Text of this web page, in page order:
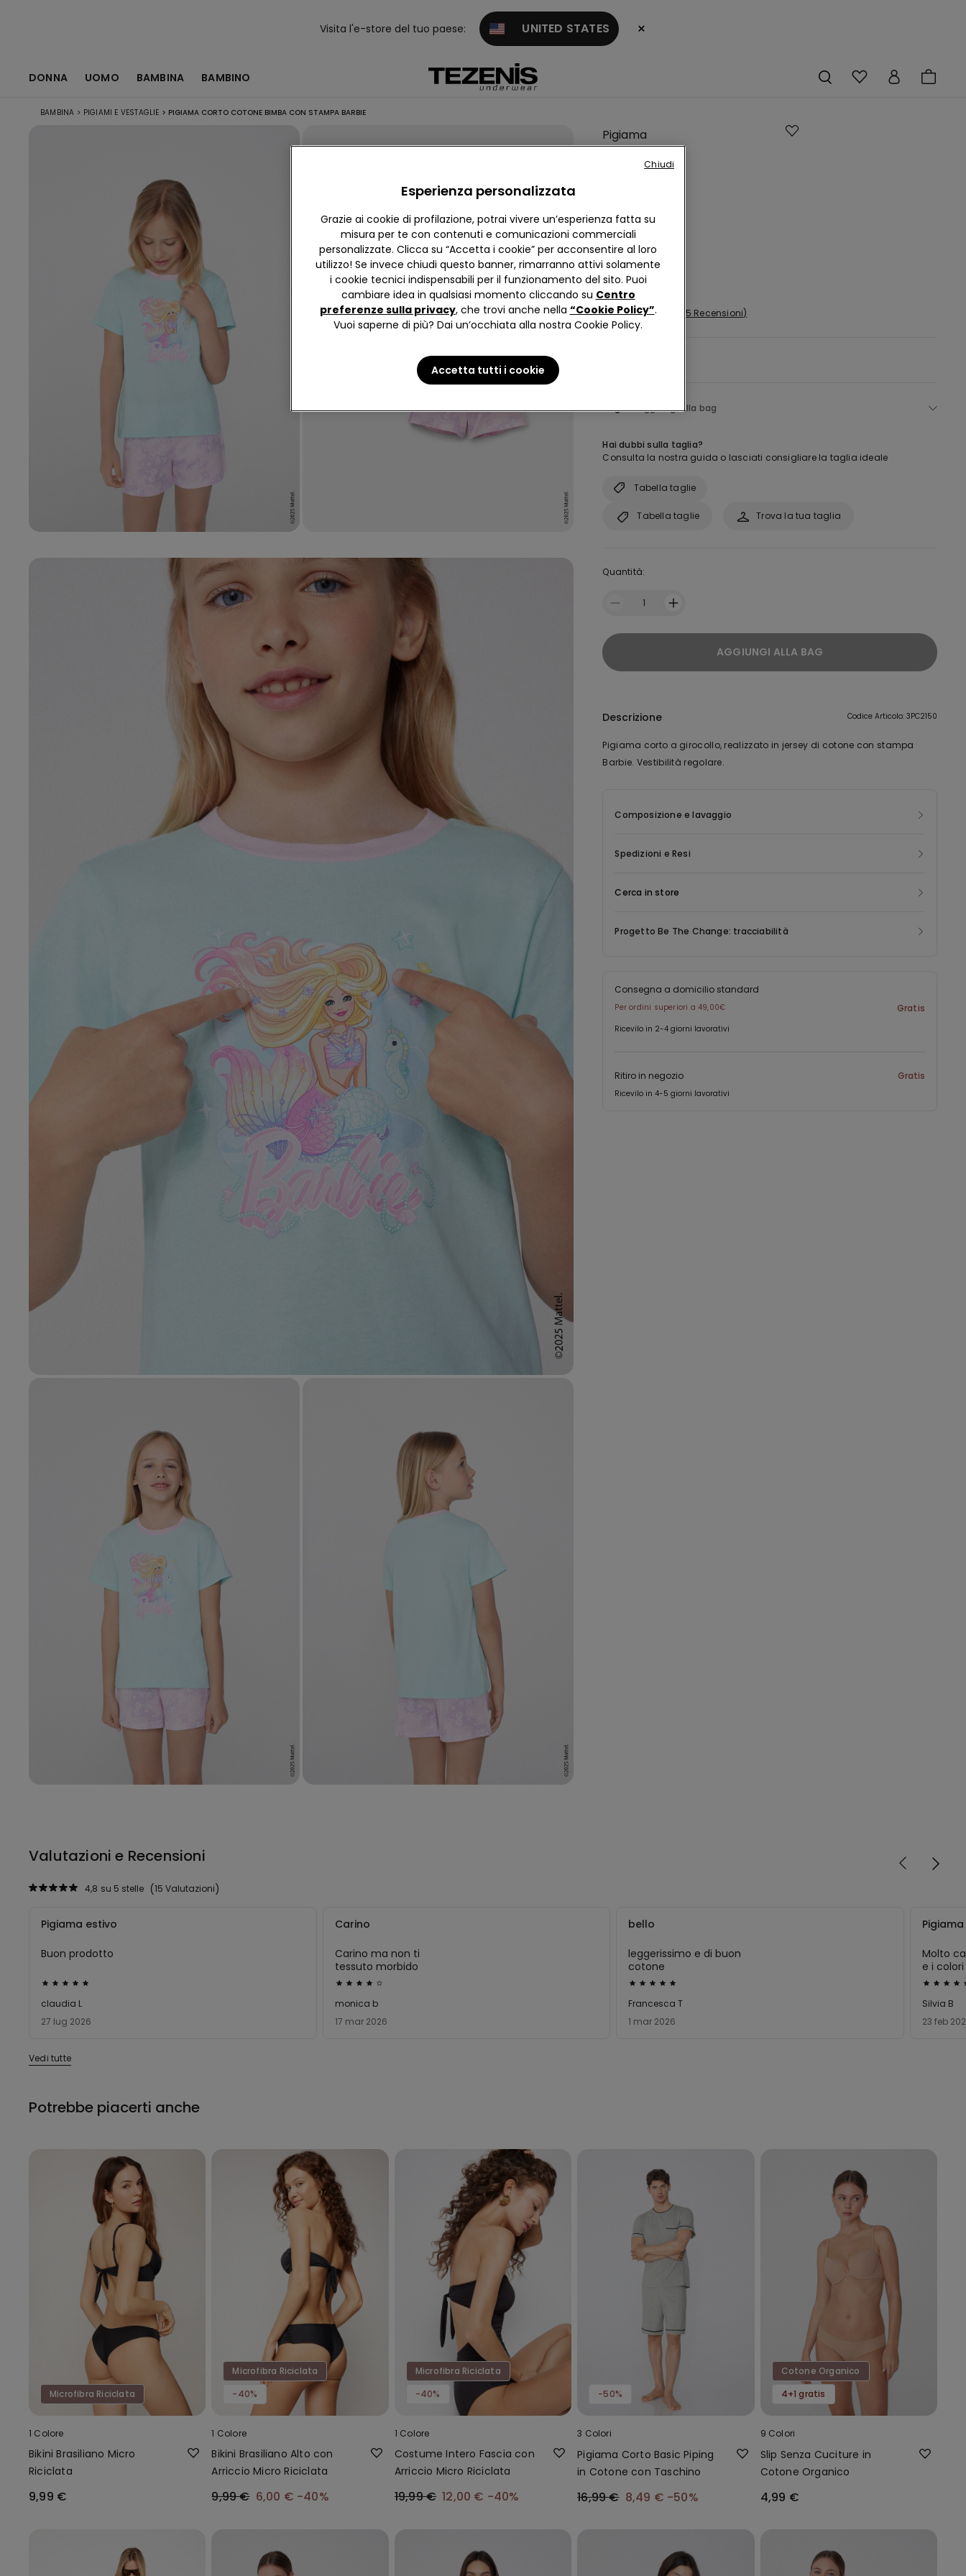
Visita l'e-store del tuo paese: UNITED STATES ×
DONNA UOMO BAMBINA BAMBINO
BAMBINA > PIGIAMI E VESTAGLIE > PIGIAMA CORTO COTONE BIMBA CON STAMPA BARBIE
Pigiama
Cotone
con
Stampa
Barbie
0,00 €
4,8 15 Recensioni
Taglia: Aggiungi alla bag
Hai dubbi sulla taglia?
Consulta la nostra guida o lasciati consigliare la taglia ideale
Tabella taglie
Trova la tua taglia
Tabella taglie
Quantità:
1
AGGIUNGI ALLA BAG
Descrizione Codice Articolo: 3PC2150
Pigiama corto a girocollo, realizzato in jersey di cotone con stampa
Barbie. Vestibilità regolare.
Composizione e lavaggio
Spedizioni e Resi
Cerca in store
Progetto Be The Change: tracciabilità
Consegna a domicilio standard
Per ordini superiori a 49,00€ Gratis
Ricevilo in 2-4 giorni lavorativi
Ritiro in negozio Gratis
Ricevilo in 4-5 giorni lavorativi
Valutazioni e Recensioni
15 Valutazioni
4,8 su 5 stelle
Valutato
5
su
Pigiama estivo
Buon prodotto
27 lug 2026
claudia L
Valutato
4
su
Carino
Carino ma non ti
tessuto morbido
17 mar 2026
monica b
Valutato
5
su
bello
leggerissimo e di buon
cotone
1 mar 2026
Francesca T
Valutato
5
su
Pigiama
Molto
e i
23 feb
Silvia B
Vedi tutte
Potrebbe piacerti anche
Microfibra Riciclata
1 Colore
Bikini Brasiliano Micro
Riciclata
9,99 €
Microfibra Riciclata
-40%
1 Colore
Bikini Brasiliano Alto con
Arriccio Micro Riciclata
9,99 € 6,00 € -40%
Microfibra Riciclata
-40%
1 Colore
Costume Intero Fascia con
Arriccio Micro Riciclata
19,99 € 12,00 € -40%
-50%
3 Colori
Pigiama Corto Basic Piping
in Cotone con Taschino
16,99 € 8,49 € -50%
Cotone Organico
4+1 gratis
9 Colori
Slip Senza Cuciture in
Cotone Organico
4,99 €
Esperienza personalizzata
Grazie ai cookie di profilazione, potrai vivere un’esperienza fatta su
misura per te con contenuti e comunicazioni commerciali
personalizzate. Clicca su “Accetta i cookie” per acconsentire al loro
utilizzo! Se invece chiudi questo banner, rimarranno attivi solamente
i cookie tecnici indispensabili per il funzionamento del sito. Puoi
cambiare idea in qualsiasi momento cliccando su Centro
preferenze sulla privacy, che trovi anche nella “Cookie Policy”.
Vuoi saperne di più? Dai un’occhiata alla nostra Cookie Policy.
Accetta tutti i cookie
Chiudi